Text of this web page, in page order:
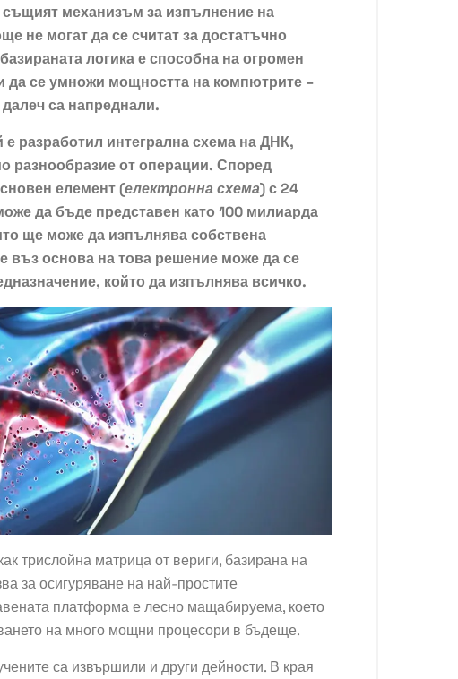
същият механизъм за изпълнение на
не могат да се считат за достатъчно
логика е способна на огромен
да се умножи мощността на компютрите –
са напреднали.
е разработил интегрална схема на ДНК,
разнообразие от операции. Според
елемент (електронна схема) с 24
да бъде представен като 100 милиарда
ще може да изпълнява собствена
въз основа на това решение може да се
който да изпълнява всичко.
трислойна матрица от вериги, базирана на
за осигуряване на най-простите
платформа е лесно мащабируема, което
на много мощни процесори в бъдеще.
са извършили и други дейности. В края